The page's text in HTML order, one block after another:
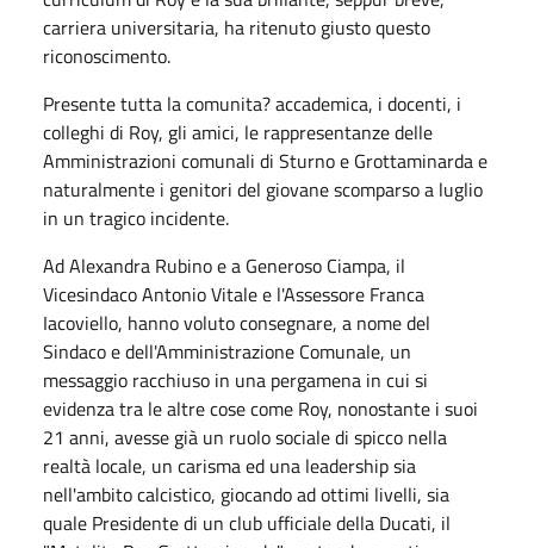
carriera universitaria, ha ritenuto giusto questo
riconoscimento.
Presente tutta la comunita? accademica, i docenti, i
colleghi di Roy, gli amici, le rappresentanze delle
Amministrazioni comunali di Sturno e Grottaminarda e
naturalmente i genitori del giovane scomparso a luglio
in un tragico incidente.
Ad Alexandra Rubino e a Generoso Ciampa, il
Vicesindaco Antonio Vitale e l'Assessore Franca
Iacoviello, hanno voluto consegnare, a nome del
Sindaco e dell'Amministrazione Comunale, un
messaggio racchiuso in una pergamena in cui si
evidenza tra le altre cose come Roy, nonostante i suoi
21 anni, avesse già un ruolo sociale di spicco nella
realtà locale, un carisma ed una leadership sia
nell'ambito calcistico, giocando ad ottimi livelli, sia
quale Presidente di un club ufficiale della Ducati, il